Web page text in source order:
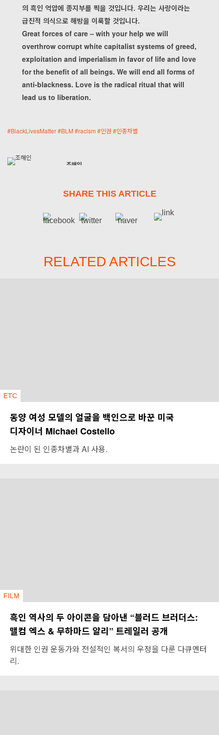
의 흑인 억압에 종지부를 찍을 것입니다. 우리는 사랑이라는
급진적 의식으로 해방을 이룩할 것입니다.
Great forces of care – with your help we will
overthrow corrupt white capitalist systems of greed,
exploitation and imperialism in favor of life and love
for the benefit of all beings. We will end all forms of
anti-blackness. Love is the radical ritual that will
lead us to liberation.
#BlackLivesMatter#BLM#racism #인권 #인종차별
조해인
SHARE THIS ARTICLE
RELATED ARTICLES
ETC
동양 여성 모델의 얼굴을 백인으로 바꾼 미국
디자이너 Michael Costello
논란이 된 인종차별과 AI 사용.
FILM
흑인 역사의 두 아이콘을 담아낸 “블러드 브러더스:
맬컴 엑스 & 무하마드 알리” 트레일러 공개
위대한 인권 운동가와 전설적인 복서의 우정을 다룬 다큐멘터
리.